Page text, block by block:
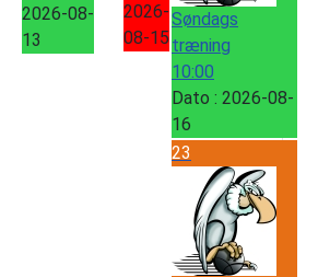
2026-08-
13
2026-
08-15
Søndags
træning
10:00
Dato : 2026-08-
16
23